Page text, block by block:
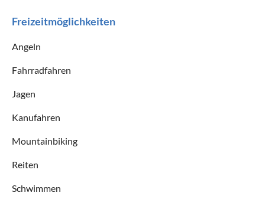
Freizeitmöglichkeiten
Angeln
Fahrradfahren
Jagen
Kanufahren
Mountainbiking
Reiten
Schwimmen